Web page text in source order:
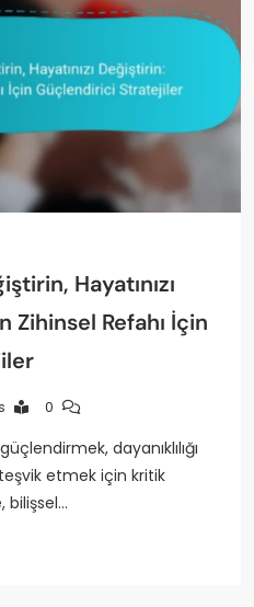
Hayatınızı
Zihinsel Refahı İçin
0
dayanıklılığı
etmek için kritik
bilişsel…